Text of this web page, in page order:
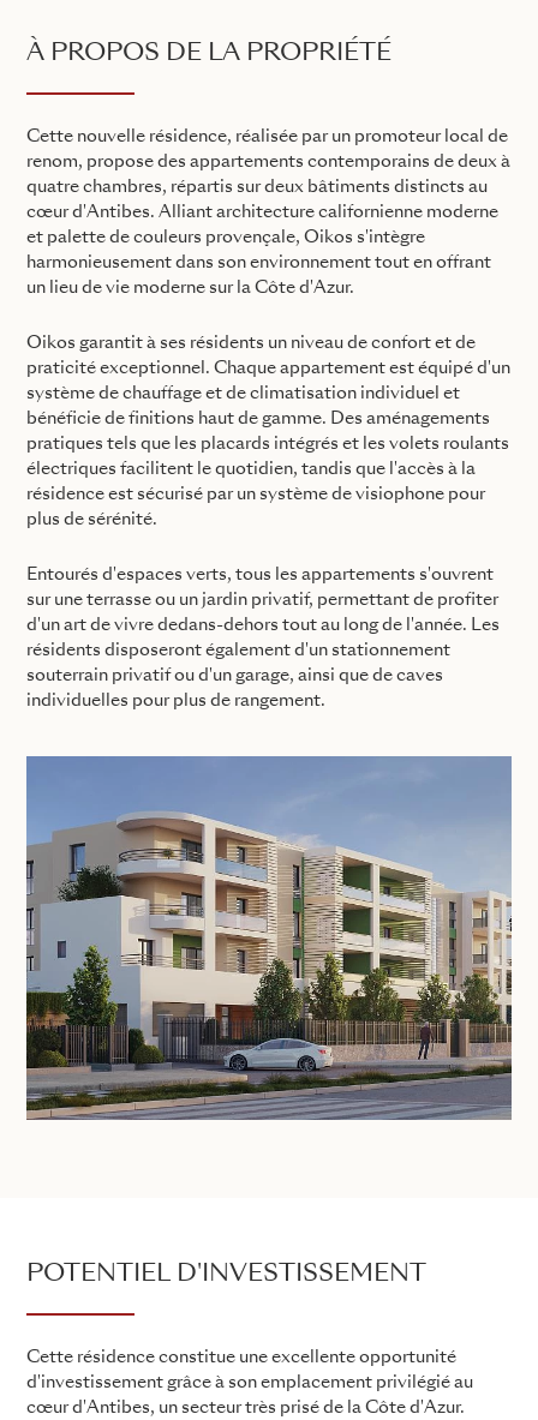
À PROPOS DE LA PROPRIÉTÉ
Cette nouvelle résidence, réalisée par un promoteur local de
renom, propose des appartements contemporains de deux à
quatre chambres, répartis sur deux bâtiments distincts au
cœur d'Antibes. Alliant architecture californienne moderne
et palette de couleurs provençale, Oikos s'intègre
harmonieusement dans son environnement tout en offrant
un lieu de vie moderne sur la Côte d'Azur.
Oikos garantit à ses résidents un niveau de confort et de
praticité exceptionnel. Chaque appartement est équipé d'un
système de chauffage et de climatisation individuel et
bénéficie de finitions haut de gamme. Des aménagements
pratiques tels que les placards intégrés et les volets roulants
électriques facilitent le quotidien, tandis que l'accès à la
résidence est sécurisé par un système de visiophone pour
plus de sérénité.
Entourés d'espaces verts, tous les appartements s'ouvrent
sur une terrasse ou un jardin privatif, permettant de profiter
d'un art de vivre dedans-dehors tout au long de l'année. Les
résidents disposeront également d'un stationnement
souterrain privatif ou d'un garage, ainsi que de caves
individuelles pour plus de rangement.
POTENTIEL D'INVESTISSEMENT
Cette résidence constitue une excellente opportunité
d'investissement grâce à son emplacement privilégié au
cœur d'Antibes, un secteur très prisé de la Côte d'Azur.